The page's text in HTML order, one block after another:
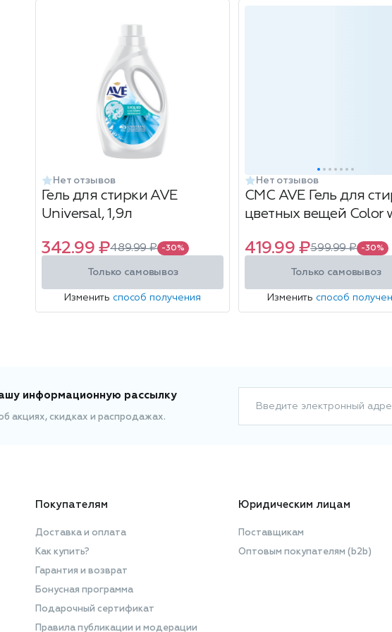
Нет отзывов
Гель для стирки AVE
Universal, 1,9л
342.99 ₽489.99 ₽ -30%
Только самовывоз
Изменить способ получения
Нет отзывов
СМС AVE Гель для
цветных вещей Color
419.99 ₽599.99 ₽ -30%
Только самовывоз
Изменить способ
информационную рассылку
акциях, скидках и распродажах.
Введите электронный
Покупателям
Доставка и оплата
Как купить?
Гарантия и возврат
Бонусная программа
Подарочный сертификат
Правила публикации и модерации
Юридическим лицам
Поставщикам
Оптовым покупателям (b2b)